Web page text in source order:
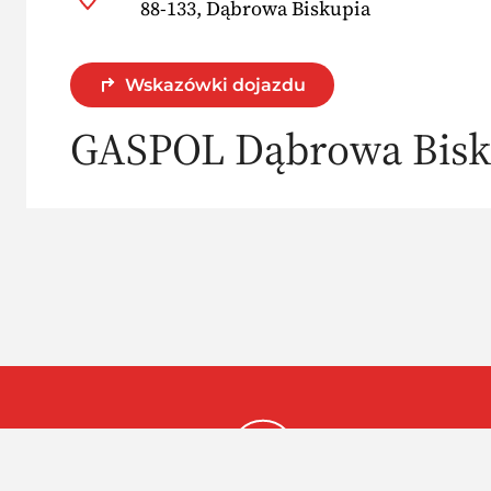
88-133, Dąbrowa Biskupia
Wskazówki dojazdu
GASPOL Dąbrowa